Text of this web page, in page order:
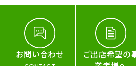
お問い合わせ
ご出店希望の